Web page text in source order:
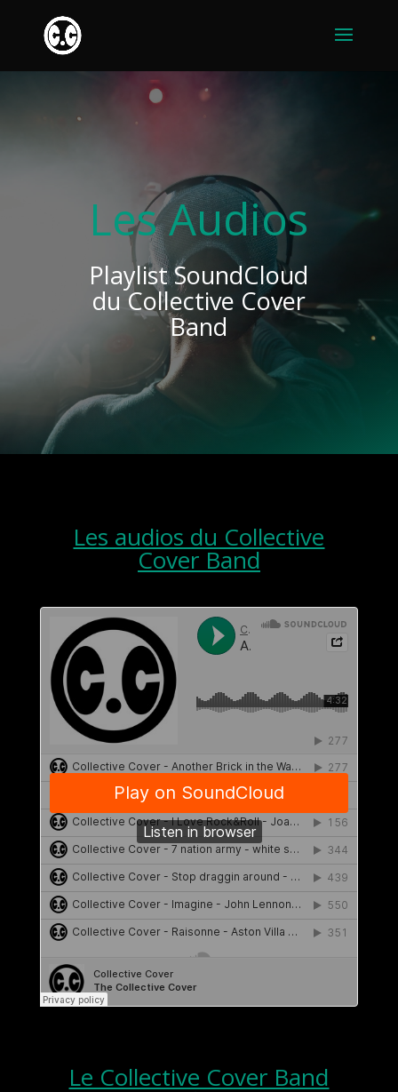
Les Audios
Playlist SoundCloud
du Collective Cover
Band
Les audios du Collective
Cover Band
Le Collective Cover Band